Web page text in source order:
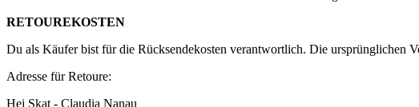
RETOUREKOSTEN
Du als Käufer bist für die Rücksendekosten verantwortlich. Die ursprünglichen
Adresse für Retoure:
Hej Skat - Claudia Nanau